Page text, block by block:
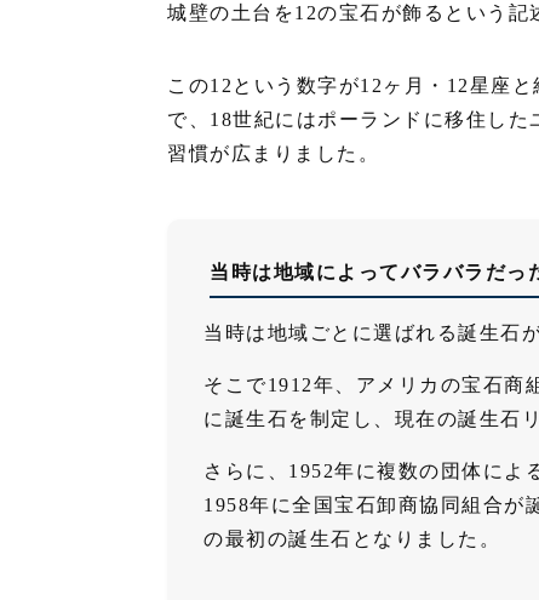
城壁の土台を12の宝石が飾るという記
この12という数字が12ヶ月・12星座
で、18世紀にはポーランドに移住した
習慣が広まりました。
当時は地域によってバラバラだっ
当時は地域ごとに選ばれる誕生石
そこで1912年、アメリカの宝石商
に誕生石を制定し、現在の誕生石
さらに、1952年に複数の団体によ
1958年に全国宝石卸商協同組合が
の最初の誕生石となりました。